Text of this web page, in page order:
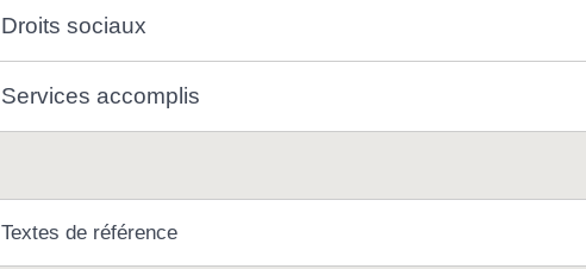
Droits sociaux
Services accomplis
Textes de référence